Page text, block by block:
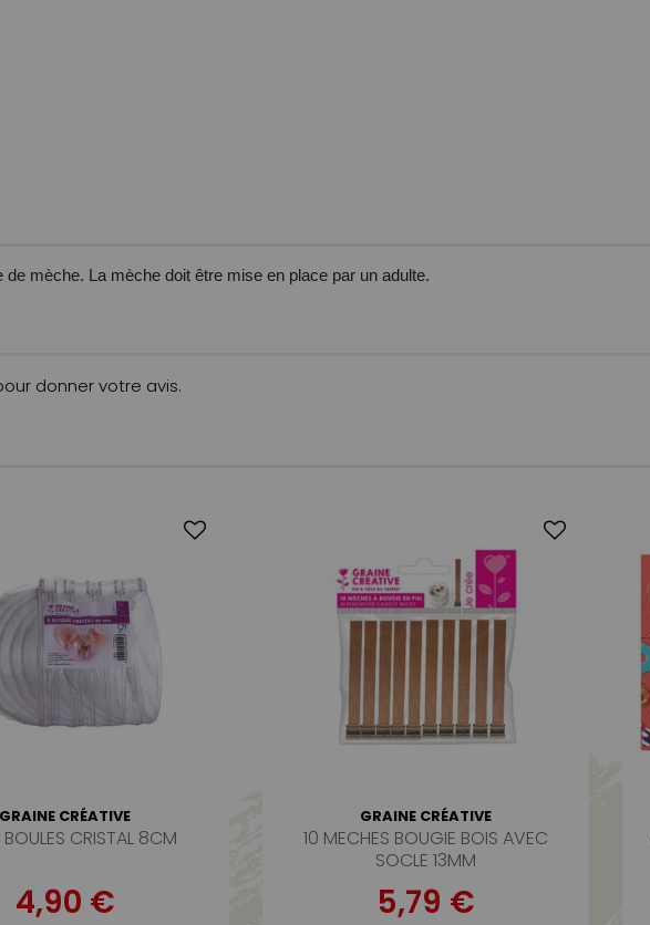
mèche. La mèche doit être mise en place par un adulte.
donner votre avis.
GRAINE CRÉATIVE
CRISTAL 8CM
4,90 €
GRAINE CRÉATIVE
10 MECHES BOUGIE BOIS AVEC
SOCLE 13MM
5,79 €